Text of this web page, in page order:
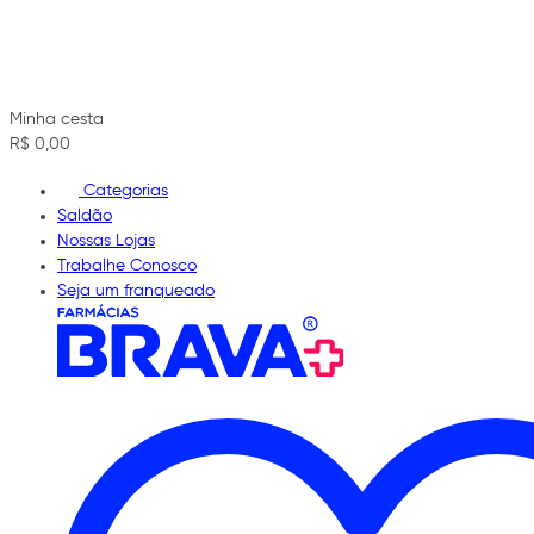
Minha cesta
R$ 0,00
Categorias
Saldão
Nossas Lojas
Trabalhe Conosco
Seja um franqueado